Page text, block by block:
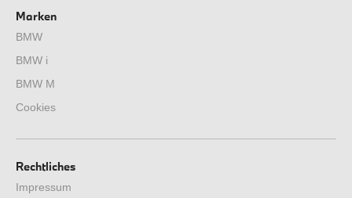
Marken
BMW
BMW i
BMW M
Cookies
Rechtliches
Impressum